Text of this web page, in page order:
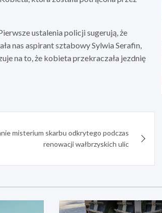
ustalenia policji sugerują, że
nas aspirant sztabowy Sylwia Serafin,
na to, że kobieta przekraczała jezdnię
misterium skarbu odkrytego podczas
renowacji wałbrzyskich ulic